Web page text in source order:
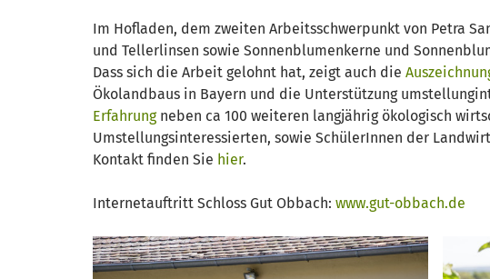
Im Hofladen, dem zweiten Arbeitsschwerpunkt von Petra
und Tellerlinsen sowie Sonnenblumenkerne und
Dass sich die Arbeit gelohnt hat, zeigt auch die
Ökolandbaus in Bayern und die Unterstützung
Erfahrungneben ca 100 weiteren langjährig ökologisch
Umstellungsinteressierten, sowie SchülerInnen der
Kontakt finden Sie hier.
Internetauftritt Schloss Gut Obbach: www.gut-obbach.de